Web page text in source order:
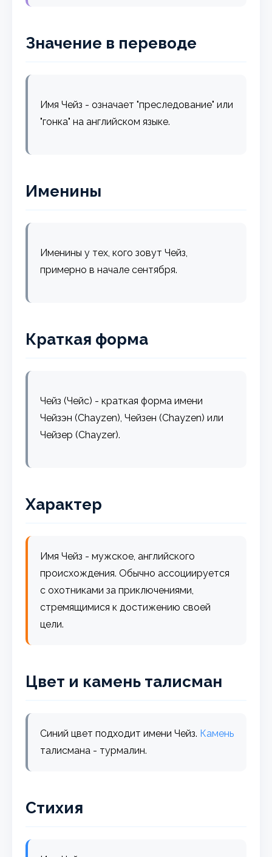
Значение в переводе
Имя Чейз - означает "преследование" или
"гонка" на английском языке.
Именины
Именины у тех, кого зовут Чейз,
примерно в начале сентября.
Краткая форма
Чейз (Чейс) - краткая форма имени
Чейзэн (Chayzen), Чейзен (Chayzen) или
Чейзер (Chayzer).
Характер
Имя Чейз - мужское, английского
происхождения. Обычно ассоциируется
с охотниками за приключениями,
стремящимися к достижению своей
цели.
Цвет и камень талисман
Синий цвет подходит имени Чейз. Камень
талисмана - турмалин.
Стихия